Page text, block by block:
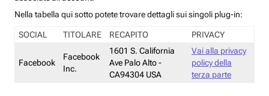
Nella tabella qui sotto potete trovare dettagli sui singoli plug-in:
SOCIAL TITOLARE RECAPITO PRIVACY
Facebook
Facebook
Inc.
1601 S. California
Ave Palo Alto -
CA94304 USA
Vai alla privacy
policy della
terza parte